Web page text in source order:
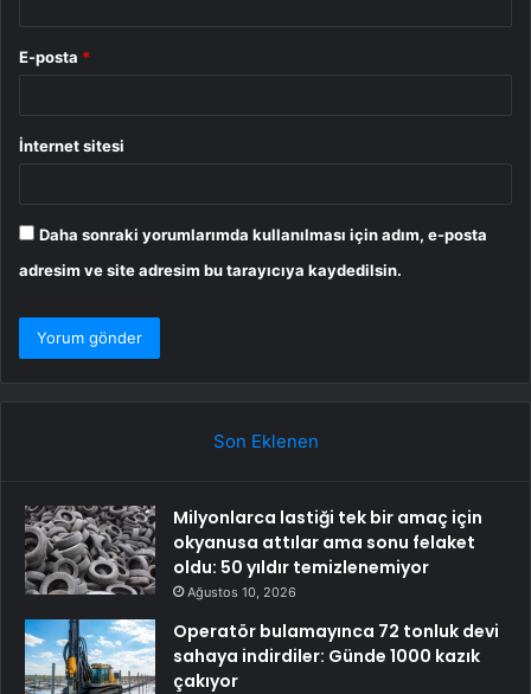
E-posta *
İnternet sitesi
Daha sonraki yorumlarımda kullanılması için adım, e-posta
adresim ve site adresim bu tarayıcıya kaydedilsin.
Son Eklenen
Milyonlarca lastiği tek bir amaç için
okyanusa attılar ama sonu felaket
oldu: 50 yıldır temizlenemiyor
Ağustos 10, 2026
Operatör bulamayınca 72 tonluk devi
sahaya indirdiler: Günde 1000 kazık
çakıyor